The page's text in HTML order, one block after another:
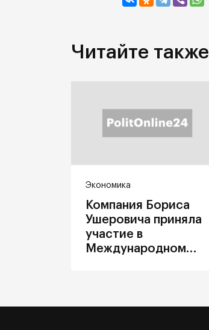
Читайте также
Экономика
Компания Бориса
Ушеровича приняла
участие в
Международном